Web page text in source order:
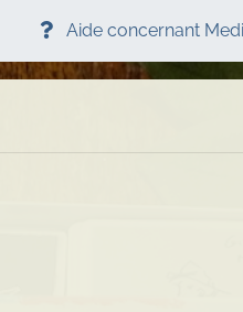
Aide concernant